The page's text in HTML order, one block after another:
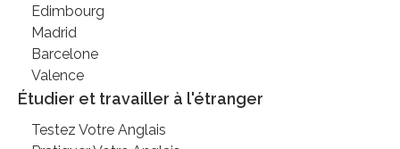
Edimbourg
Madrid
Barcelone
Valence
Étudier et travailler à l'étranger
Testez Votre Anglais